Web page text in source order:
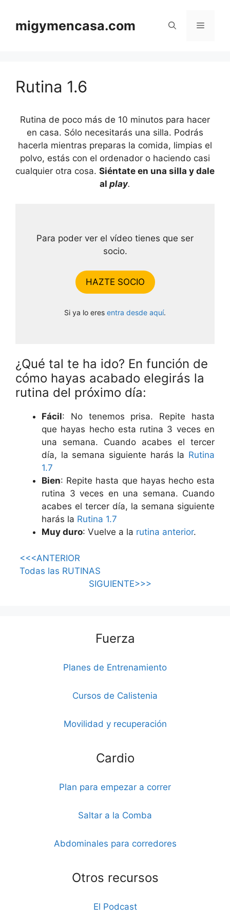
contenido
migymencasa.com Menú
Rutina 1.6
Rutina de poco más de 10 minutos para hacer
en casa. Sólo necesitarás una silla. Podrás
hacerla mientras preparas la comida, limpias el
polvo, estás con el ordenador o haciendo casi
cualquier otra cosa. Siéntate en una silla y dale
al play.
Para poder ver el vídeo tienes que ser
socio.
HAZTE SOCIO
Si ya lo eres entra desde aquí.
¿Qué tal te ha ido? En función de
cómo hayas acabado elegirás la
rutina del próximo día:
Fácil: No tenemos prisa. Repite hasta
que hayas hecho esta rutina 3 veces en
una semana. Cuando acabes el tercer
día, la semana siguiente harás la Rutina
1.7
Bien: Repite hasta que hayas hecho esta
rutina 3 veces en una semana. Cuando
acabes el tercer día, la semana siguiente
harás la Rutina 1.7
Muy duro: Vuelve a la rutina anterior.
<<<ANTERIOR
Todas las RUTINAS
SIGUIENTE>>>
Fuerza
Planes de Entrenamiento
Cursos de Calistenia
Movilidad y recuperación
Cardio
Plan para empezar a correr
Saltar a la Comba
Abdominales para corredores
Otros recursos
El Podcast